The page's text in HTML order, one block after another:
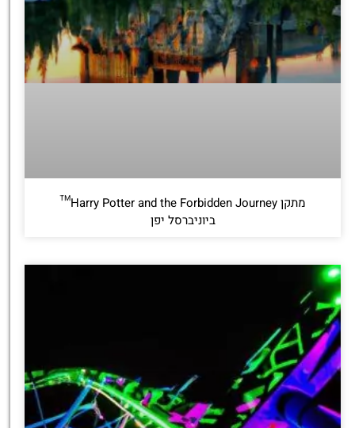
מתקן Harry Potter and the Forbidden Journey™
ביוניברסל יפן